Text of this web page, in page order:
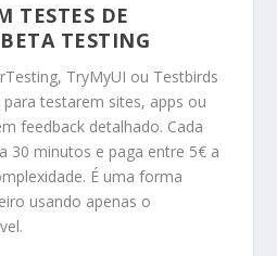
TESTES DE
TESTING
TryMyUI ou Testbirds
testarem sites, apps ou
feedback detalhado. Cada
30 minutos e paga entre 5€ a
É uma forma
usando apenas o